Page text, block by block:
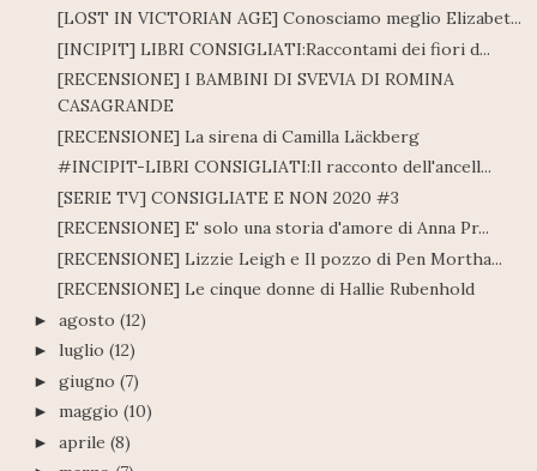
[LOST IN VICTORIAN AGE] Conosciamo meglio Elizabet...
[INCIPIT] LIBRI CONSIGLIATI:Raccontami dei fiori d...
[RECENSIONE] I BAMBINI DI SVEVIA DI ROMINA
CASAGRANDE
[RECENSIONE] La sirena di Camilla Läckberg
#INCIPIT-LIBRI CONSIGLIATI:Il racconto dell'ancell...
[SERIE TV] CONSIGLIATE E NON 2020 #3
[RECENSIONE] E' solo una storia d'amore di Anna Pr...
[RECENSIONE] Lizzie Leigh e Il pozzo di Pen Mortha...
[RECENSIONE] Le cinque donne di Hallie Rubenhold
► agosto (12)
► luglio (12)
► giugno (7)
► maggio (10)
► aprile (8)